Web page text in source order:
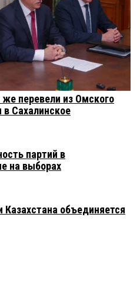
перевели из Омского
в Сахалинское
партий в
на выборах
объединяется